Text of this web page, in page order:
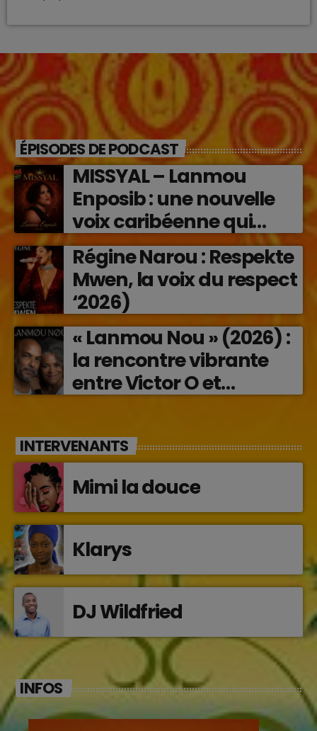
ÉPISODES DE PODCAST
MISSYAL – Lanmou
Enposib : une nouvelle
voix caribéenne qui
transforme les émotions
en musique (2026)
Régine Narou : Respekte
Mwen, la voix du respect
‘2026)
« Lanmou Nou » (2026) :
la rencontre vibrante
entre Victor O et
INTERVENANTS
Mimi la douce
Klarys
DJ Wildfried
INFOS